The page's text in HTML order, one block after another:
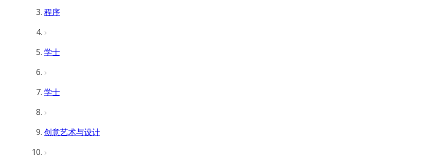
程序
学士
学士
创意艺术与设计